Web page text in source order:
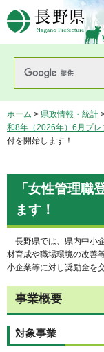
長
ホーム > 県政情報・統計
和8年（2026年）6月プ
付を開始します！
「女性管理職
ます！
長野県では、県内中小
材育成や職場環境の改善
小企業等に対し奨励金を
事業概要
対象事業